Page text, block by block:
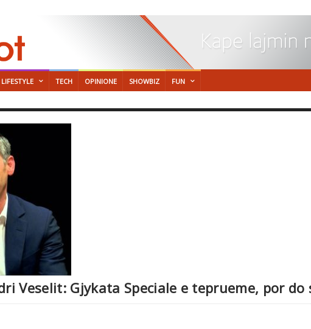
LIFESTYLE TECH OPINIONE SHOWBIZ FUN
Veselit: Gjykata Speciale e teprueme, por